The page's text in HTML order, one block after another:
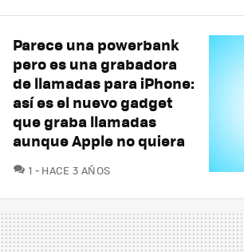
Parece una powerbank
pero es una grabadora
de llamadas para iPhone:
así es el nuevo gadget
que graba llamadas
aunque Apple no quiera
1 COMENTARIOS
HACE 3 AÑOS